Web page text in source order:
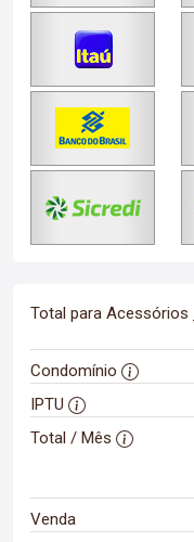
Total para Acessórios
Condomínio
IPTU
Total / Mês
Venda